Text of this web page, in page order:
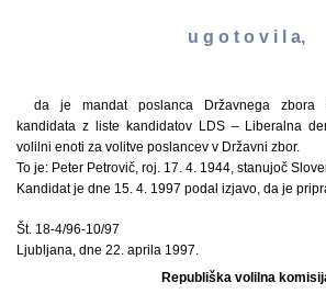
u g o t o v i l a,
da je mandat poslanca Državnega zbora
kandidata z liste kandidatov LDS – Liberalna
volilni enoti za volitve poslancev v Državni zbor.
To je: Peter Petrovič, roj. 17. 4. 1944, stanujoč
Kandidat je dne 15. 4. 1997 podal izjavo, da je
Št. 18-4/96-10/97
Ljubljana, dne 22. aprila 1997.
Republiška volilna